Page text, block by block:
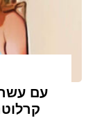
עם